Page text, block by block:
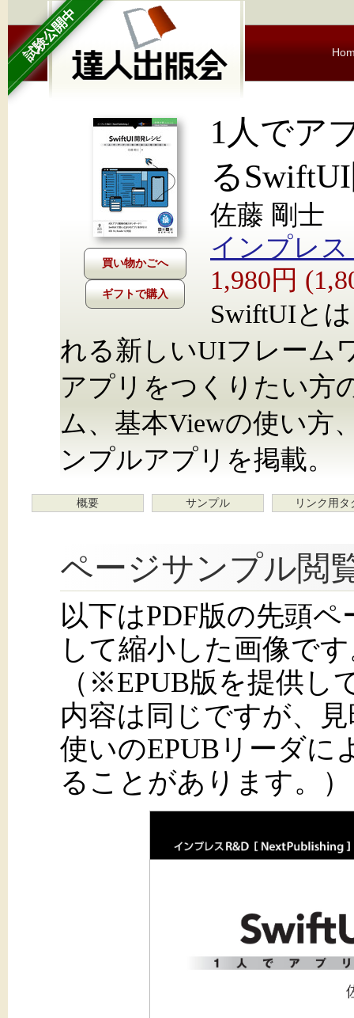
試験公開中
ギフトで購入
1人でア
る
佐藤 剛士
インプレス
1,980円
SwiftUIと
れる新しいUIフレーム
アプリをつくりたい方
ム、基本Viewの使い方
ンプルアプリを掲載。
概要 サンプル リンク用タ
ページサンプル閲
以下はPDF版の先頭
して縮小した画像で
（※EPUB版を提供し
内容は同じですが、
使いのEPUBリーダに
ることがあります。）